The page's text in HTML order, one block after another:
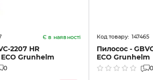
Є в наявності
2207 HR
Grunhelm
0
147465
Пилосос -
ECO Grunhelm
0